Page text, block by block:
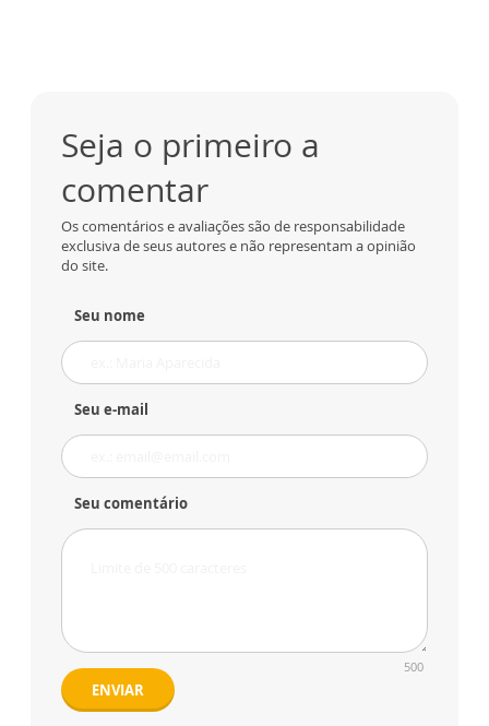
Seja o primeiro a
comentar
Os comentários e avaliações são de responsabilidade
exclusiva de seus autores e não representam a opinião
do site.
Seu nome
Seu e-mail
Seu comentário
500
ENVIAR